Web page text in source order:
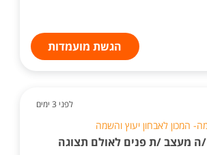
הגשת מועמדות
לפני 3 ימים
המכון לאבחון יעוץ והשמה
ה מעצב /ת פנים לאולם תצוגה